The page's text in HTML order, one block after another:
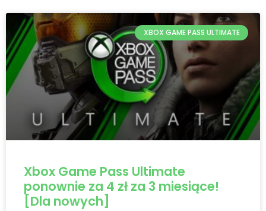
XBOX GAME PASS ULTIMATE
Xbox Game Pass Ultimate
ponownie za 4 zł za 3 miesiące!
[Dla nowych]